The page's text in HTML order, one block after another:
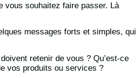
vous souhaitez faire passer. Là
messages forts et simples, qui
retenir de vous ? Qu’est-ce
vos produits ou services ?